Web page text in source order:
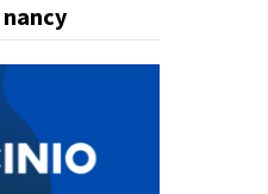
nancy